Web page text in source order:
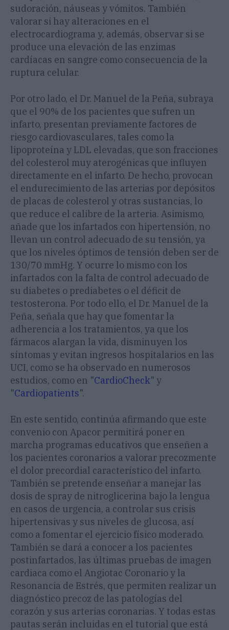
sudoración, náuseas y vómitos. También
valorar si hay alteraciones en el
electrocardiograma y, además, observar si se
produce una elevación de las enzimas
cardíacas en sangre como consecuencia de la
ruptura celular.
Por otro lado, el Dr. Manuel de la Peña, subraya
que el 90% de los pacientes que sufren un
infarto, presentan previamente factores de
riesgo cardiovasculares, tales como la
lipoproteína y LDL elevadas, que son fracciones
del colesterol muy aterogénicas que influyen
directamente en el infarto. De hecho, provocan
el endurecimiento de las arterias por depósitos
de placas de colesterol y otras sustancias, lo
que reduce el calibre de la arteria. Asimismo,
añade que los infartados con hipertensión, no
llevan un control adecuado de su tensión, ya
que los niveles óptimos de tensión deben ser de
130/70 mmHg. Y ocurre lo mismo con los
infartados con la falta de control adecuado de
su diabetes o prediabetes o el déficit de
testosterona. Por todo ello, el Dr. Manuel de la
Peña, señala que hay que fomentar la
adherencia a los tratamientos, ya que los
fármacos alargan la vida, disminuyen los
síntomas y evitan ingresos hospitalarios en las
UCI, como se ha observado en numerosos
estudios, como en "CardioCheck" y
"Cardiopatients".
En este sentido, continúa afirmando que este
convenio con Apacor permitirá poner en
marcha programas educativos que enseñen a
los pacientes coronarios a valorar precozmente
el dolor precordial característico del infarto.
También se pretende enseñar a manejar las
dosis de spray de nitroglicerina bajo la lengua
en casos de urgencia, a controlar sus crisis
hipertensivas y sus niveles de glucosa, así
como a fomentar el ejercicio físico moderado.
También se dará a conocer a los pacientes
postinfartados, las últimas pruebas de imagen
cardiaca como el Angiotac Coronario y la
Resonancia de Estrés, que permiten realizar un
diagnóstico precoz de las patologías del
corazón y sus arterias coronarias. Y todas estas
pautas serán incluidas en el tutorial que está